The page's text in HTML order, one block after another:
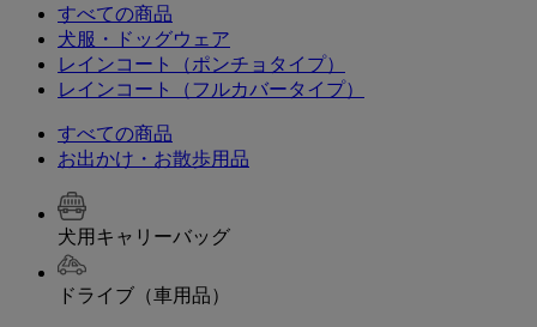
すべての商品
犬服・ドッグウェア
レインコート（ポンチョタイプ）
レインコート（フルカバータイプ）
すべての商品
お出かけ・お散歩用品
犬用キャリーバッグ
ドライブ（車用品）